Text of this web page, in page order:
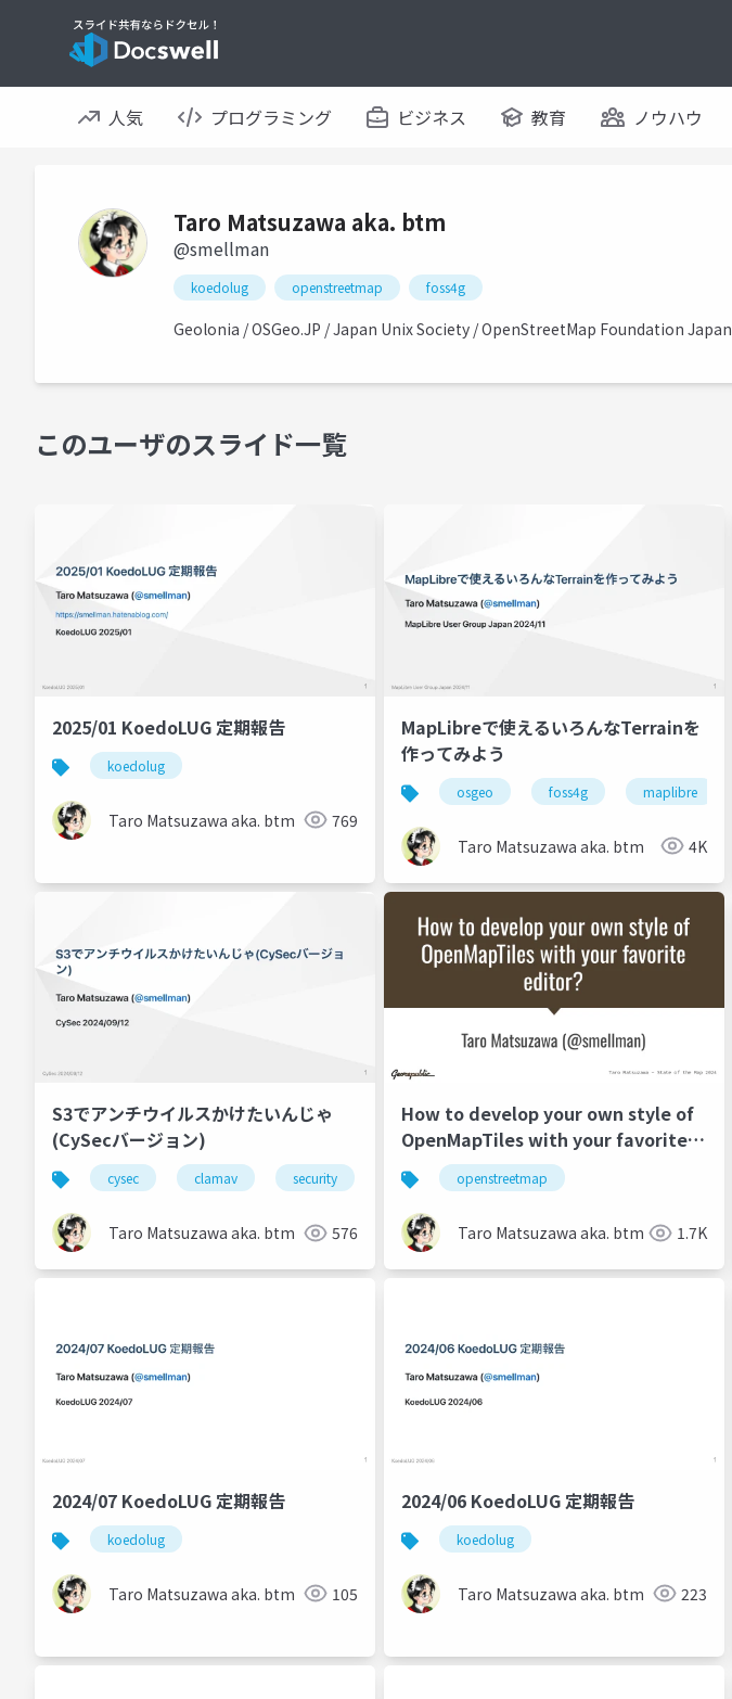
人気 プログラミング ビジネス 教育 ノウハウ
Taro Matsuzawa aka. btm
@smellman
koedolug openstreetmap foss4g
Geolonia / OSGeo.JP / Japan Unix Society / OpenStreetMap Foundation Japan
このユーザのスライド一覧
2025/01 KoedoLUG 定期報告
koedolug
Taro Matsuzawa aka. btm 769
MapLibreで使えるいろんなTerrainを
作ってみよう
osgeo foss4g maplibre
Taro Matsuzawa aka. btm 4K
S3でアンチウイルスかけたいんじゃ
(CySecバージョン)
cysec clamav security
Taro Matsuzawa aka. btm 576
How to develop your own style of
OpenMapTiles with your favorite
editor?openstreetmap
Taro Matsuzawa aka. btm 1.7K
2024/07 KoedoLUG 定期報告
koedolug
Taro Matsuzawa aka. btm 105
2024/06 KoedoLUG 定期報告
koedolug
Taro Matsuzawa aka. btm 223